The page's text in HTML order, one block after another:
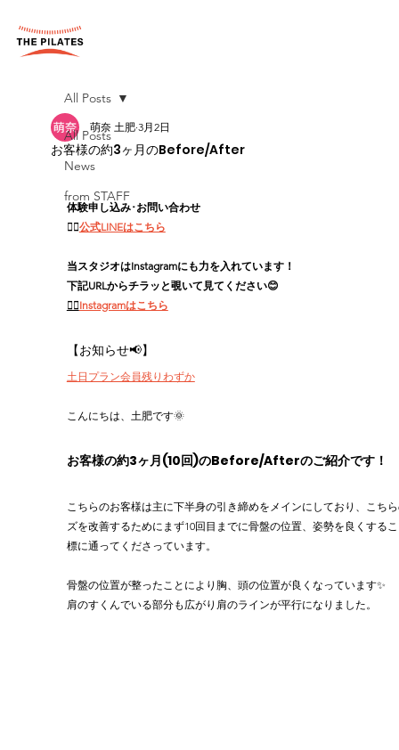
All Posts
News
from STAFF
All Posts
お客様の約3ヶ月のBefore/After
萌奈 土肥 3月2日
体験申し込み･お問い合わせ
👉🏻公式LINEはこちら
当スタジオはInstagramにも力を入れています！
下記URLからチラッと覗いて見てください😊
👉🏻Instagramはこちら
【お知らせ📢】
土日プラン会員残りわずか
こんにちは、土肥です🌞
お客様の約3ヶ月(10回)のBefore/Afterのご紹介です！
こちらのお客様は主に下半身の引き締めをメインにしており、こち
ズを改善するためにまず10回目までに骨盤の位置、姿勢を良くする
標に通ってくださっています。
骨盤の位置が整ったことにより胸、頭の位置が良くなっています✨
肩のすくんでいる部分も広がり肩のラインが平行になりました。